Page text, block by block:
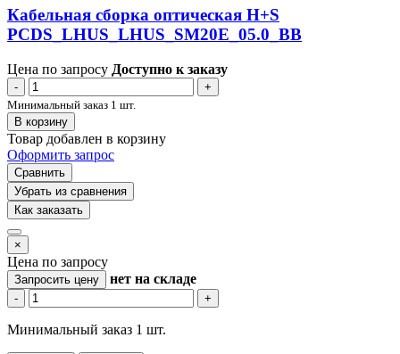
Кабельная сборка оптическая H+S
PCDS_LHUS_LHUS_SM20E_05.0_BB
Цена по запросу Доступно к заказу
-
+
Минимальный заказ 1 шт.
В корзину
Товар добавлен в корзину
Оформить запрос
Сравнить
Убрать из сравнения
Как заказать
×
Цена по запросу
Запросить цену нет на складе
- +
Минимальный заказ 1 шт.